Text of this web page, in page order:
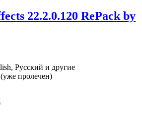
22.2.0.120 RePack by
Русский и другие
пролечен)